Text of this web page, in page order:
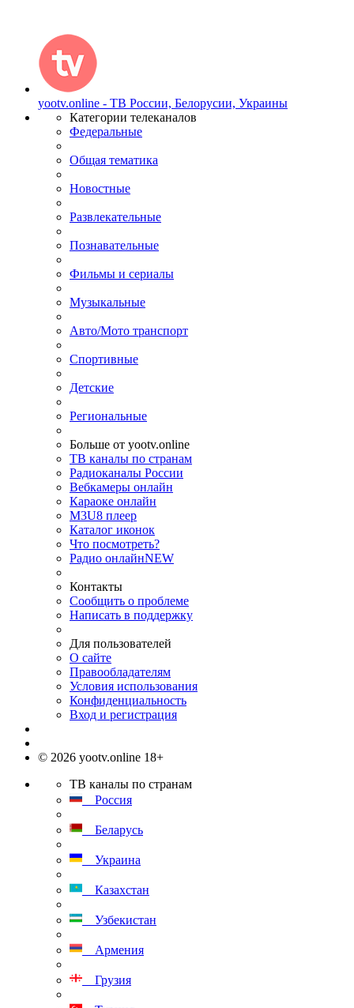
yootv.online - ТВ России, Белорусии, Украины
Категории телеканалов
Федеральные
Общая тематика
Новостные
Развлекательные
Познавательные
Фильмы и сериалы
Музыкальные
Авто/Мото транспорт
Спортивные
Детские
Региональные
Больше от yootv.online
ТВ каналы по странам
Радиоканалы России
Вебкамеры онлайн
Караоке онлайн
M3U8 плеер
Каталог иконок
Что посмотреть?
Радио онлайнNEW
Контакты
Сообщить о проблеме
Написать в поддержку
Для пользователей
О сайте
Правообладателям
Условия использования
Конфиденциальность
Вход и регистрация
© 2026 yootv.online 18+
ТВ каналы по странам
Россия
Беларусь
Украина
Казахстан
Узбекистан
Армения
Грузия